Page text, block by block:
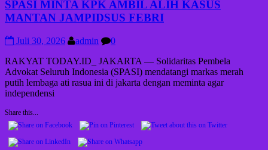
SPASI MINTA KPK AMBIL ALIH KASUS
MANTAN JAMPIDSUS FEBRI
Juli 30, 2026 admin
0
RAKYAT TODAY.ID_ JAKARTA — Solidaritas Pembela
Advokat Seluruh Indonesia (SPASI) mendatangi markas merah
putih lembaga ati rasua ini di jakarta dengan meminta agar
independensi
Share this...